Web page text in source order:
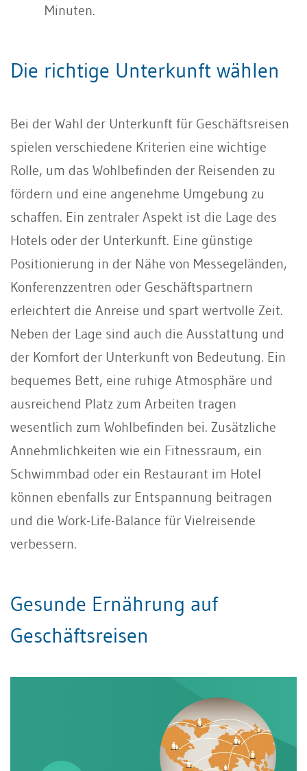
Minuten.
Die richtige Unterkunft wählen
Bei der Wahl der Unterkunft für Geschäftsreisen
spielen verschiedene Kriterien eine wichtige
Rolle, um das Wohlbefinden der Reisenden zu
fördern und eine angenehme Umgebung zu
schaffen. Ein zentraler Aspekt ist die Lage des
Hotels oder der Unterkunft. Eine günstige
Positionierung in der Nähe von Messegeländen,
Konferenzzentren oder Geschäftspartnern
erleichtert die Anreise und spart wertvolle Zeit.
Neben der Lage sind auch die Ausstattung und
der Komfort der Unterkunft von Bedeutung. Ein
bequemes Bett, eine ruhige Atmosphäre und
ausreichend Platz zum Arbeiten tragen
wesentlich zum Wohlbefinden bei. Zusätzliche
Annehmlichkeiten wie ein Fitnessraum, ein
Schwimmbad oder ein Restaurant im Hotel
können ebenfalls zur Entspannung beitragen
und die Work-Life-Balance für Vielreisende
verbessern.
Gesunde Ernährung auf
Geschäftsreisen